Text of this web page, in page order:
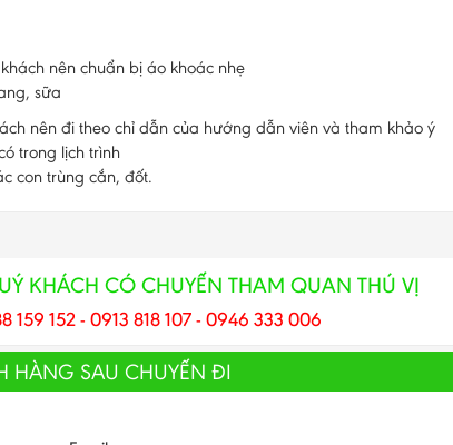
nên chuẩn bị áo khoác nhẹ
sữa
nên đi theo chỉ dẫn của hướng dẫn viên và tham khảo ý
trong lịch trình
con trùng cắn, đốt.
KHÁCH CÓ CHUYẾN THAM QUAN THÚ VỊ
159 152 - 0913 818 107 - 0946 333 006
HÀNG SAU CHUYẾN ĐI